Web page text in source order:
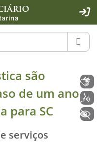
- Rybená
sãosão
de um ano
para SC
serviços
Libras
Voz
+ Acessibilidade